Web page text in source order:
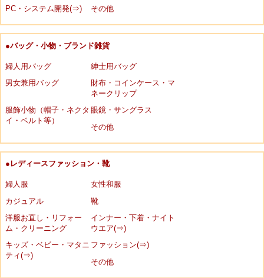
PC・システム開発(⇒)
その他
●バッグ・小物・ブランド雑貨
婦人用バッグ
紳士用バッグ
男女兼用バッグ
財布・コインケース・マ
ネークリップ
服飾小物（帽子・ネクタ
イ・ベルト等）
眼鏡・サングラス
その他
●レディースファッション・靴
婦人服
女性和服
カジュアル
靴
洋服お直し・リフォー
ム・クリーニング
インナー・下着・ナイト
ウエア(⇒)
キッズ・ベビー・マタニ
ティ(⇒)
ファッション(⇒)
その他